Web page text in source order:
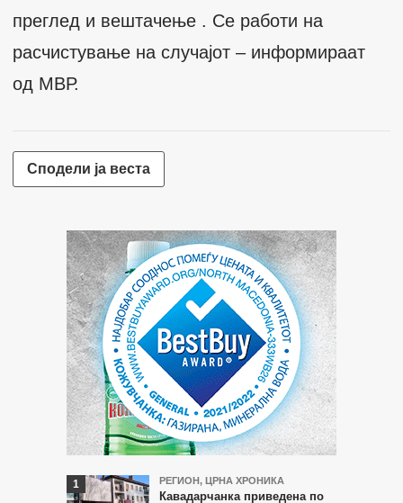
преглед и вештачење . Се работи на
расчистување на случајот – информираат
од МВР.
Сподели ја веста
НајчитаниРЕГИОН, ЦРНА ХРОНИКА
Кавадарчанка приведена по